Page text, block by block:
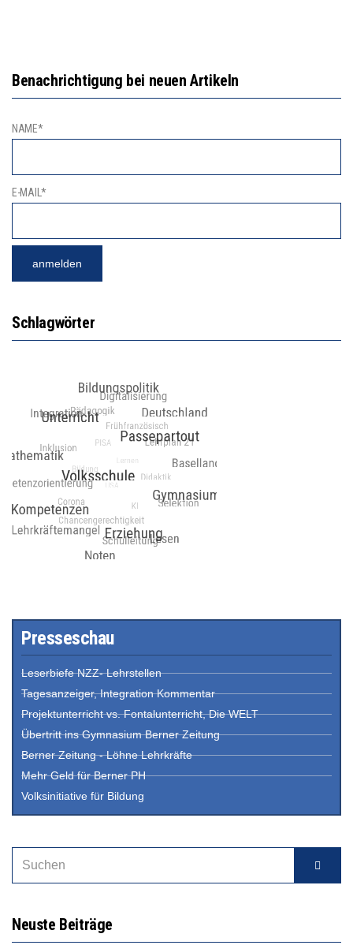
Benachrichtigung bei neuen Artikeln
NAME*
E-MAIL*
Schlagwörter
Presseschau
Leserbiefe NZZ- Lehrstellen
Tagesanzeiger, Integration Kommentar
Projektunterricht vs. Fontalunterricht, Die WELT
Übertritt ins Gymnasium Berner Zeitung
Berner Zeitung - Löhne Lehrkräfte
Mehr Geld für Berner PH
Volksinitiative für Bildung
Neuste Beiträge